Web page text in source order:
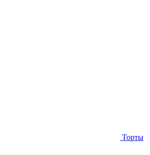
Торты